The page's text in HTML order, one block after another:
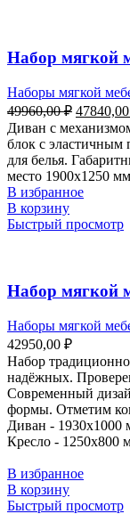
Набор мягкой
Наборы мягкой
49960,00₽ 47840,00
Диван с
блок с
для белья.
место 1900х1250
В избранное
В корзину
Быстрый просмотр
Набор мягкой
Наборы мягкой
42950,00 ₽
Набор
надёжных.
Современный
формы. Отметим
Диван - 1930х1000
Кресло - 1250х800
В избранное
В корзину
Быстрый просмотр